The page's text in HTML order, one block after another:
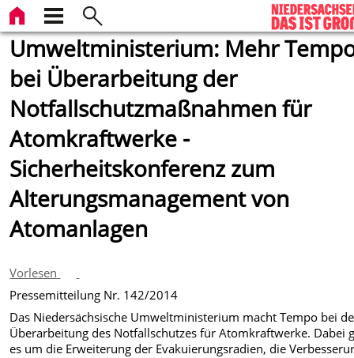
Umweltministerium: Mehr
bei Überarbeitung der
Notfallschutzmaßnahmen für
Atomkraftwerke -
Sicherheitskonferenz zum
Alterungsmanagement von
Atomanlagen
Vorlesen
Pressemitteilung Nr. 142/2014
Das Niedersächsische Umweltministerium macht Tempo bei
Überarbeitung des Notfallschutzes für Atomkraftwerke. Dabei
es um die Erweiterung der Evakuierungsradien, die